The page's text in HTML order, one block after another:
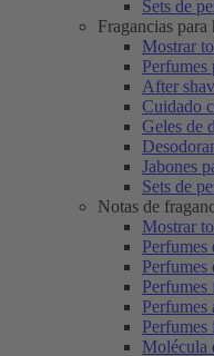
Sets de
Fragancias para
Mostrar
Perfumes
After
Cuidado
Geles de
Jabones
Sets de
Notas de
Mostrar
Perfumes
Perfumes
Perfumes
Perfumes
Perfumes
Molécula